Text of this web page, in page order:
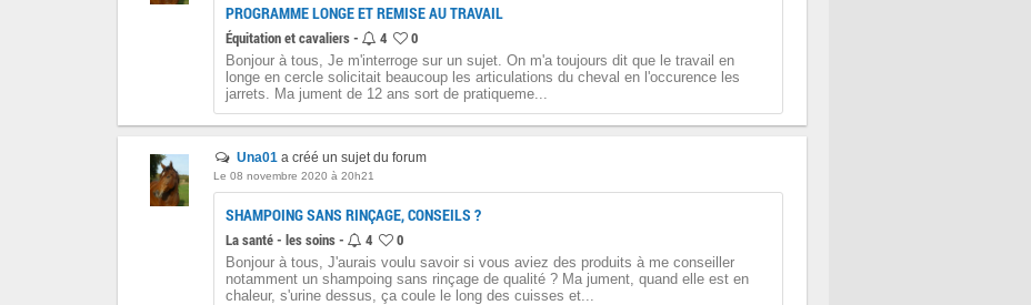
PROGRAMME LONGE ET REMISE AU TRAVAIL
Équitation et cavaliers - 4 0
Bonjour à tous, Je m'interroge sur un sujet. On m'a toujours dit que le travail en
longe en cercle solicitait beaucoup les articulations du cheval en l'occurence les
jarrets. Ma jument de 12 ans sort de pratiqueme...
Una01 a créé un sujet du forum
Le 08 novembre 2020 à 20h21
SHAMPOING SANS RINÇAGE, CONSEILS ?
La santé - les soins - 4 0
Bonjour à tous, J'aurais voulu savoir si vous aviez des produits à me conseiller
notamment un shampoing sans rinçage de qualité ? Ma jument, quand elle est en
chaleur, s'urine dessus, ça coule le long des cuisses et...